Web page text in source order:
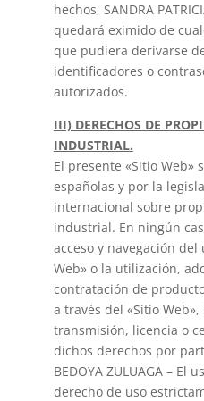
hechos, SANDRA
quedará eximido de
que pudiera derivarse
identificadores o
autorizados.
III) DERECHOS DE
INDUSTRIAL.
El presente «Sitio Web»
españolas y por la
internacional sobre
industrial. En ningún
acceso y navegación
Web» o la utilización,
contratación de
a través del «Sitio
transmisión, licencia o
dichos derechos por
BEDOYA ZULUAGA – El
derecho de uso